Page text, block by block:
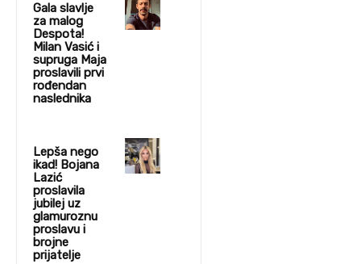
Gala slavlje
za malog
Despota!
Milan Vasić i
supruga Maja
proslavili prvi
rođendan
naslednika
Lepša nego
ikad! Bojana
Lazić
proslavila
jubilej uz
glamuroznu
proslavu i
brojne
prijatelje